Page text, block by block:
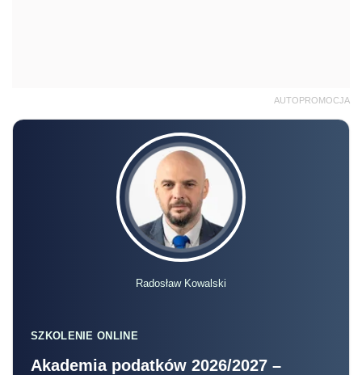
AUTOPROMOCJA
Radosław Kowalski
SZKOLENIE ONLINE
Akademia podatków 2026/2027 –